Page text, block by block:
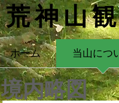
ホーム 当山につ
荒神山
境内略図